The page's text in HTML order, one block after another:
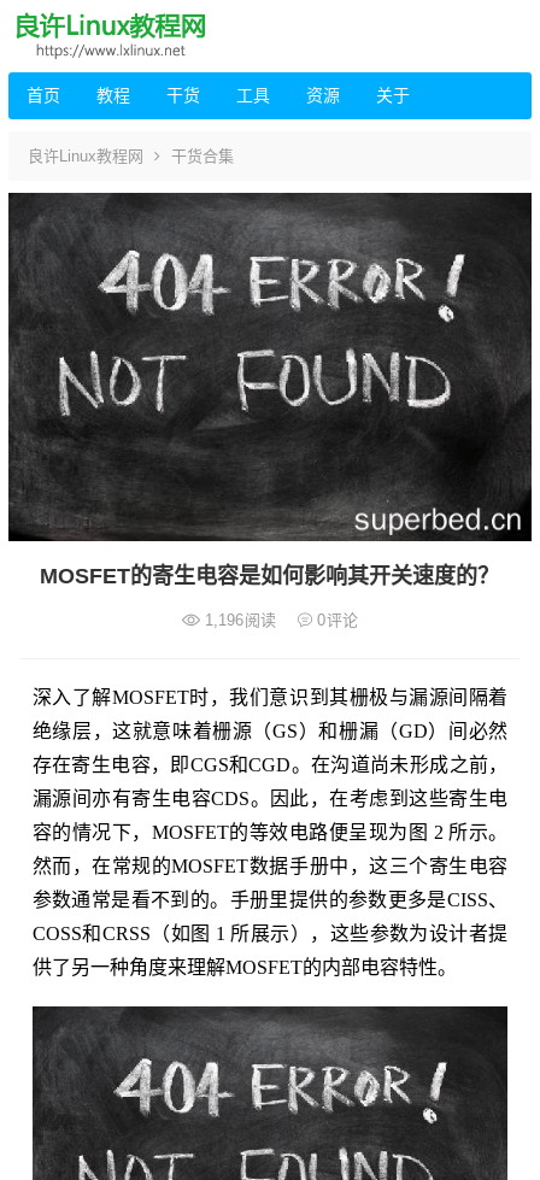
首页 教程 干货 工具 资源 关于
良许Linux教程网 干货合集
MOSFET的寄生电容是如何影响其开关速度的？
1,196阅读 0评论
深入了解MOSFET时，我们意识到其栅极与漏源间隔着
绝缘层，这就意味着栅源（GS）和栅漏（GD）间必然
存在寄生电容，即CGS和CGD。在沟道尚未形成之前，
漏源间亦有寄生电容CDS。因此，在考虑到这些寄生电
容的情况下，MOSFET的等效电路便呈现为图 2 所示。
然而，在常规的MOSFET数据手册中，这三个寄生电容
参数通常是看不到的。手册里提供的参数更多是CISS、
COSS和CRSS（如图 1 所展示），这些参数为设计者提
供了另一种角度来理解MOSFET的内部电容特性。